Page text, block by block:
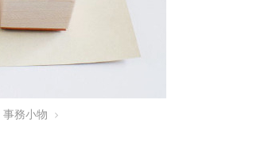
事務小物